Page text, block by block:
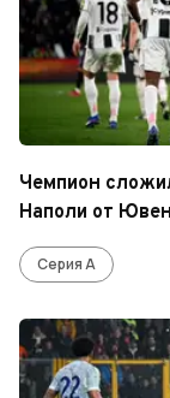
Чемпион
Наполи от
Серия А